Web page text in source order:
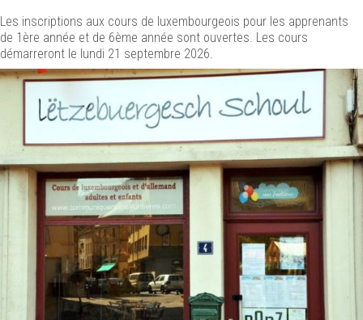
Les inscriptions aux cours de luxembourgeois pour les apprenants
de 1ère année et de 6ème année sont ouvertes. Les cours
démarreront le lundi 21 septembre 2026.